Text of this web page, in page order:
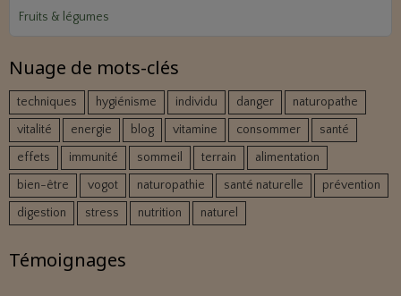
Fruits & légumes
Nuage de mots-clés
techniques hygiénisme individu danger
naturopathe
vitalité
energie blog vitamine consommer
santé
effets
immunité sommeil terrain
alimentation
bien-être
vogot naturopathie santé naturelle
prévention
digestion
stress nutrition naturel
Témoignages